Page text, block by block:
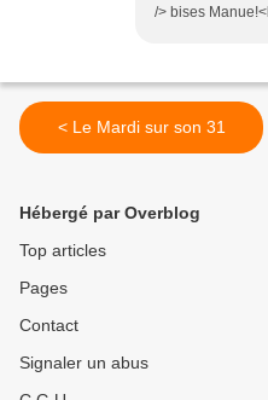
/> bises
< Le Mardi sur son 31
Hébergé par Overblog
Top articles
Pages
Contact
Signaler un abus